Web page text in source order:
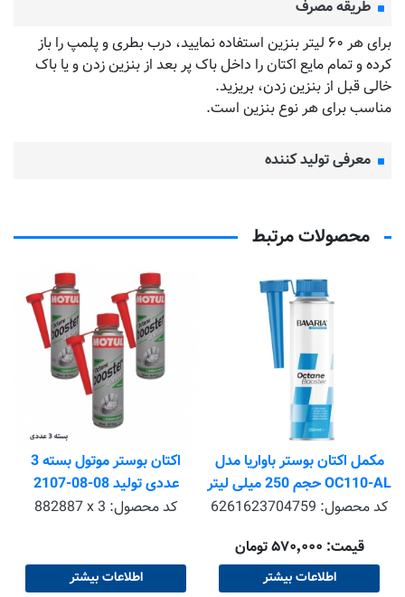
طریقه مصرف
برای هر ۶۰ لیتر بنزین استفاده نمایید، درب بطری و پلمپ را باز
کرده و تمام مایع اکتان را داخل باک پر بعد از بنزین زدن و یا باک
خالی قبل از بنزین زدن، بریزید.
مناسب برای هر نوع بنزین است.
معرفی تولید کننده
محصولات مرتبط
مکمل اکتان بوستر باواریا مدل
OC110-AL حجم 250 میلی لیتر
BAVARIA Octaneکد محصول: 6261623704759
قیمت: ۵۷۰٬۰۰۰ تومان
اطلاعات بیشتر
اکتان بوستر موتول بسته 3
عددی تولید 08-08-2107
کد محصول: 882887 x 3
اطلاعات بیشتر